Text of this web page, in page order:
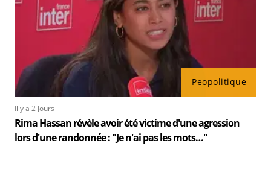
Peopolitique
Il y a 2 Jours
Rima Hassan révèle avoir été victime d'une agression
lors d'une randonnée : "Je n'ai pas les mots…"